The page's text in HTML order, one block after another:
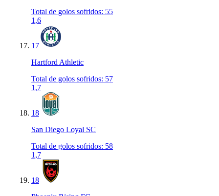
Total de golos sofridos: 55
1,6
17
Hartford Athletic
Total de golos sofridos: 57
1,7
18
San Diego Loyal SC
Total de golos sofridos: 58
1,7
18